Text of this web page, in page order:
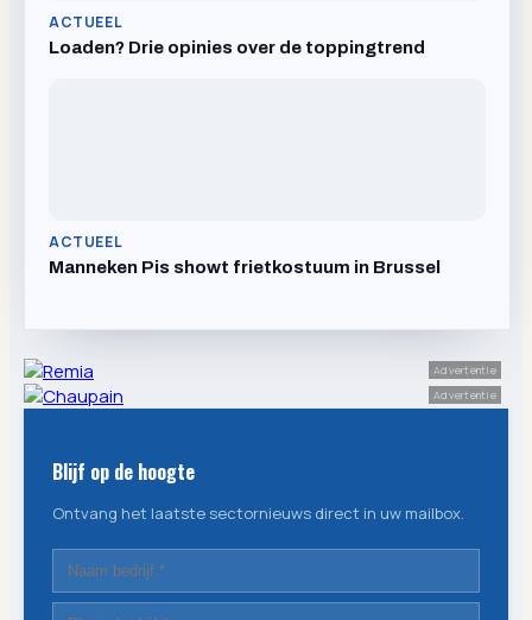
ACTUEEL
Loaden? Drie opinies over de toppingtrend
ACTUEEL
Manneken Pis showt frietkostuum in Brussel
Advertentie
Advertentie
Blijf op de hoogte
Ontvang het laatste sectornieuws direct in uw mailbox.